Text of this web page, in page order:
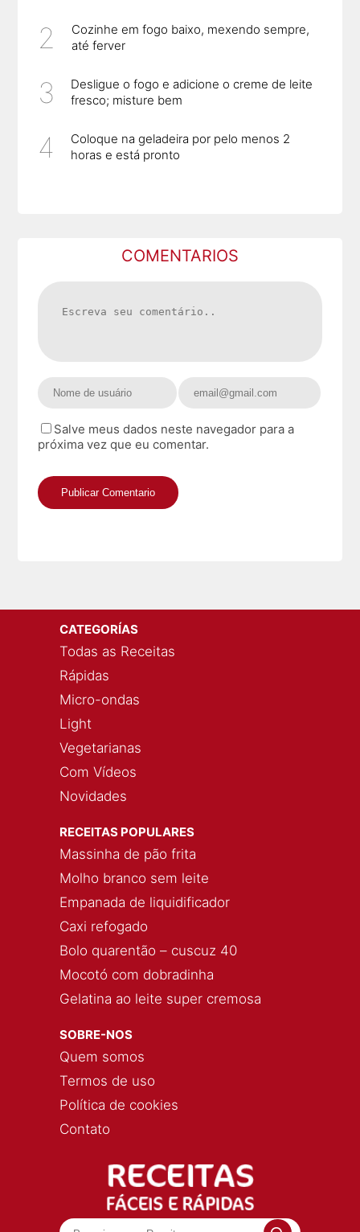
Cozinhe em fogo baixo, mexendo sempre,
até ferver
Desligue o fogo e adicione o creme de leite
fresco; misture bem
Coloque na geladeira por pelo menos 2
horas e está pronto
COMENTARIOS
Salve meus dados neste navegador para a
próxima vez que eu comentar.
CATEGORÍAS
Todas as Receitas
Rápidas
Micro-ondas
Light
Vegetarianas
Com Vídeos
Novidades
RECEITAS POPULARES
Massinha de pão frita
Molho branco sem leite
Empanada de liquidificador
Caxi refogado
Bolo quarentão – cuscuz 40
Mocotó com dobradinha
Gelatina ao leite super cremosa
SOBRE-NOS
Quem somos
Termos de uso
Política de cookies
Contato